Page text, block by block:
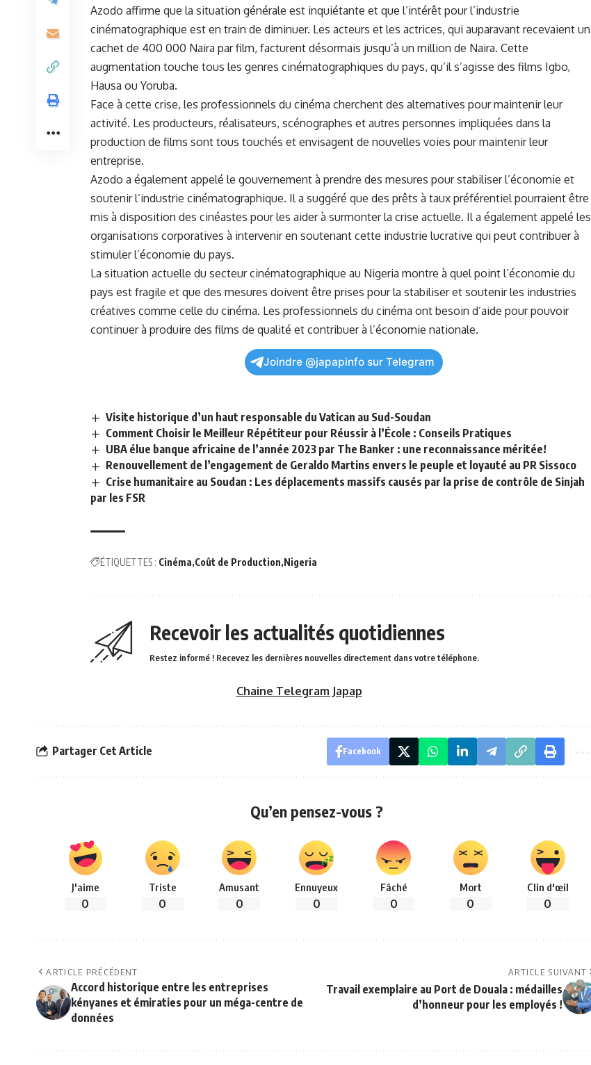
Azodo affirme que la situation​ générale est inquiétante et que l’intérêt pour l’industrie
cinématographique ‍est ⁢en‌ train de diminuer. Les⁢ acteurs ‍et les actrices, qui auparavant recevaient‌ un
cachet de 400 000 Naira par film, facturent désormais jusqu’à un million de Naira. Cette
‌augmentation touche tous les ‌genres​ cinématographiques du pays, qu’il s’agisse ​des films Igbo,
Hausa ou Yoruba.
Face‌ à cette crise, les professionnels du⁢ cinéma cherchent des alternatives pour maintenir leur
activité. Les producteurs, réalisateurs, scénographes et⁢ autres personnes impliquées dans la
production‌ de films sont tous touchés et envisagent ⁤de nouvelles voies pour maintenir leur
entreprise.
Azodo⁣ a‌ également⁤ appelé le gouvernement à prendre des mesures pour stabiliser l’économie et
soutenir l’industrie cinématographique. ⁢Il a suggéré que des prêts à taux préférentiel pourraient être
mis⁣ à disposition ‍des cinéastes⁢ pour les aider à surmonter la ​crise actuelle. Il a également appelé les
organisations corporatives ⁣à intervenir en soutenant cette industrie lucrative qui peut​ contribuer à
stimuler l’économie du ‌pays.
La situation actuelle du secteur ⁢cinématographique‍ au⁣ Nigeria montre à quel⁢ point l’économie du
⁤pays⁤ est fragile et que des mesures doivent être prises pour la stabiliser et soutenir les industries‌
créatives comme celle du cinéma.‌ Les professionnels du cinéma ont besoin d’aide⁤ pour pouvoir
continuer à produire des films de qualité et contribuer ⁣à l’économie nationale.
Joindre @japapinfo sur Telegram
Visite historique d’un haut responsable du Vatican au Sud-Soudan
Comment Choisir le Meilleur Répétiteur pour Réussir à l’École : Conseils Pratiques
UBA élue banque africaine de l’année 2023 par The Banker : une reconnaissance méritée!
Renouvellement de l’engagement de Geraldo Martins envers le peuple et loyauté au PR Sissoco
Crise humanitaire au Soudan : Les déplacements massifs causés par la prise de contrôle de Sinjah
par les FSR
ÉTIQUETTES : Cinéma Coût de Production Nigeria
Recevoir les actualités quotidiennes
Restez informé ! Recevez les dernières nouvelles directement dans votre téléphone.
Chaine Telegram Japap
Partager Cet Article Facebook
Qu’en pensez-vous ?
J'aime
0
Triste
0
Amusant
0
Ennuyeux
0
Fâché
0
Mort
0
Clin d'œil
0
ARTICLE PRÉCÉDENT
Accord historique entre les entreprises
kényanes et émiraties pour un méga-centre de
données
ARTICLE SUIVANT
Travail exemplaire au Port de Douala : médailles
d’honneur pour les employés !